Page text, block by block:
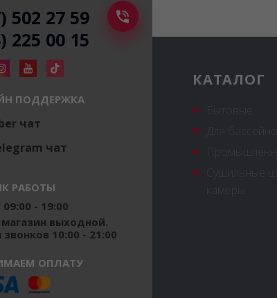
КАТАЛОГ
Для бассейнов
502 27 59
225 00 15
ПОДДЕРЖКА
чат
чат
РАБОТЫ
- 19:00
выходной.
10:00 - 21:00
ОПЛАТУ